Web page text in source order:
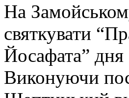
На
святкувати
Йосафата”
Виконуючи